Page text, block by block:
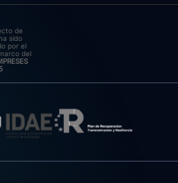
de
sido
por el
del